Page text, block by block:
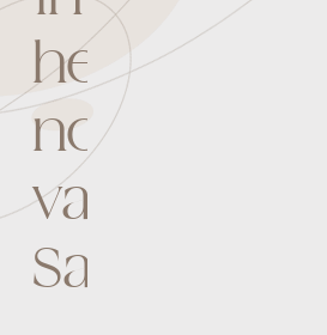
het
noorden
van
Sardinië